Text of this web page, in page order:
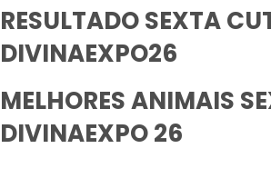
RESULTADO SEXTA
DIVINAEXPO26
MELHORES ANIMAIS
DIVINAEXPO 26